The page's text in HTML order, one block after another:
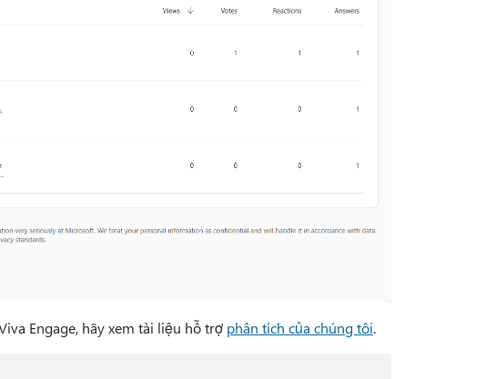
Engage, hãy xem tài liệu hỗ trợ phân tích của chúng tôi.